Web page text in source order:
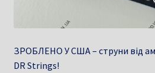
ЗРОБЛЕНО У США – струни від
DR Strings!